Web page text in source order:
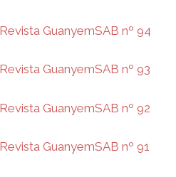
Revista GuanyemSAB nº 94
Revista GuanyemSAB nº 93
Revista GuanyemSAB nº 92
Revista GuanyemSAB nº 91